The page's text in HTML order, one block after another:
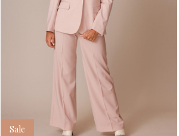
Sale